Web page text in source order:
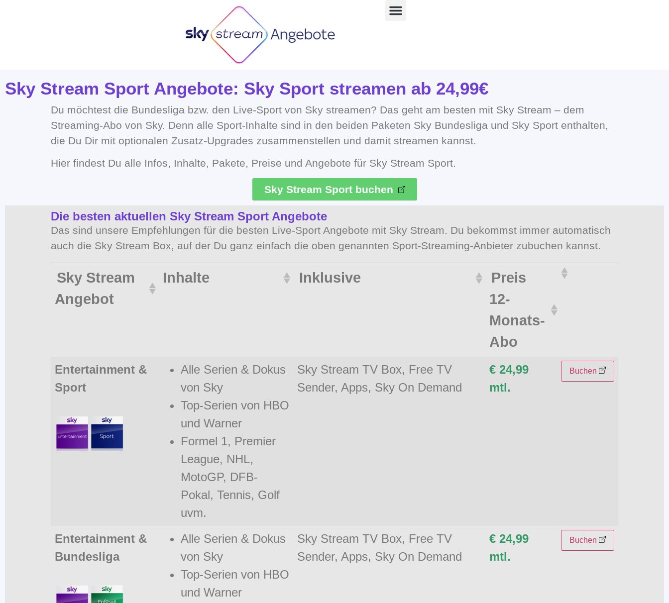
Sky Stream Sport Angebote: Sky Sport streamen ab 24,99€
Du möchtest die Bundesliga bzw. den Live-Sport von Sky streamen? Das geht am besten mit Sky Stream – dem
Streaming-Abo von Sky. Denn alle Sport-Inhalte sind in den beiden Paketen Sky Bundesliga und Sky Sport enthalten,
die Du Dir mit optionalen Zusatz-Upgrades zusammenstellen und damit streamen kannst.
Hier findest Du alle Infos, Inhalte, Pakete, Preise und Angebote für Sky Stream Sport.
Sky Stream Sport buchen
Die besten aktuellen Sky Stream Sport Angebote
Das sind unsere Empfehlungen für die besten Live-Sport Angebote mit Sky Stream. Du bekommst immer automatisch
auch die Sky Stream Box, auf der Du ganz einfach die oben genannten Sport-Streaming-Anbieter zubuchen kannst.
Sky Stream
Angebot
Inhalte Inklusive
Preis
12-
Monats-
Abo
Entertainment &
Sport
Alle Serien & Dokus
von Sky
Top-Serien von HBO
und Warner
Formel 1, Premier
League, NHL,
MotoGP, DFB-
Pokal, Tennis, Golf
uvm.
Sky Stream TV Box, Free TV
Sender, Apps, Sky On Demand
€ 24,99
mtl.
Buchen
Entertainment &
Bundesliga
Alle Serien & Dokus
von Sky
Top-Serien von HBO
und Warner
Sky Stream TV Box, Free TV
Sender, Apps, Sky On Demand
€ 24,99
mtl.
Buchen